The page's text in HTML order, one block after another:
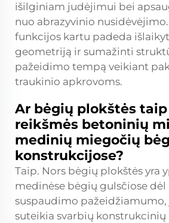
išilginiam judėjimui bei
nuo abrazyvinio nusidėvėjimo.
funkcijos kartu padeda
geometriją ir sumažinti
pažeidimo tempą veikiant
traukinio apkrovoms.
Ar bėgių plokštės
reikšmės betoninių
medinių miegočių
konstrukcijose?
Taip. Nors bėgių plokštės yra
medinėse bėgių gulsčiose
suspaudimo
suteikia svarbių